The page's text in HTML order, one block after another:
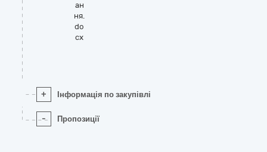
ан
ня.
do
cx
+ Інформація по закупівлі
- Пропозиції